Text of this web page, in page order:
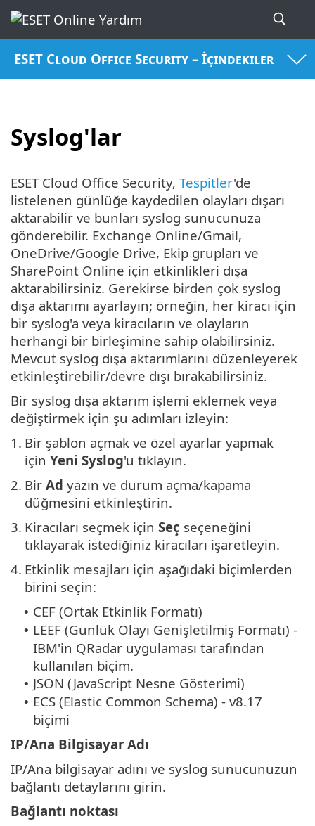
ESET Cloud Office Security – İçindekiler
Syslog'lar
ESET Cloud Office Security, Tespitler'de
listelenen günlüğe kaydedilen olayları dışarı
aktarabilir ve bunları syslog sunucunuza
gönderebilir. Exchange Online/Gmail,
OneDrive/Google Drive, Ekip grupları ve
SharePoint Online için etkinlikleri dışa
aktarabilirsiniz. Gerekirse birden çok syslog
dışa aktarımı ayarlayın; örneğin, her kiracı için
bir syslog'a veya kiracıların ve olayların
herhangi bir birleşimine sahip olabilirsiniz.
Mevcut syslog dışa aktarımlarını düzenleyerek
etkinleştirebilir/devre dışı bırakabilirsiniz.
Bir syslog dışa aktarım işlemi eklemek veya
değiştirmek için şu adımları izleyin:
1. Bir şablon açmak ve özel ayarlar yapmak
için Yeni Syslog'u tıklayın.
2. Bir Ad yazın ve durum açma/kapama
düğmesini etkinleştirin.
3. Kiracıları seçmek için Seç seçeneğini
tıklayarak istediğiniz kiracıları işaretleyin.
4. Etkinlik mesajları için aşağıdaki biçimlerden
birini seçin:
• CEF (Ortak Etkinlik Formatı)
• LEEF (Günlük Olayı Genişletilmiş Formatı) -
IBM'in QRadar uygulaması tarafından
kullanılan biçim.
• JSON (JavaScript Nesne Gösterimi)
• ECS (Elastic Common Schema) - v8.17
biçimi
IP/Ana Bilgisayar Adı
IP/Ana bilgisayar adını ve syslog sunucunuzun
bağlantı detaylarını girin.
Bağlantı noktası